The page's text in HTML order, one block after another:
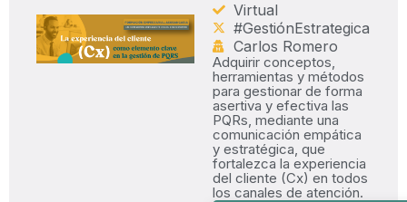
Virtual
#GestiónEstrategica
Carlos Romero
Adquirir conceptos,
herramientas y métodos
para gestionar de forma
asertiva y efectiva las
PQRs, mediante una
comunicación empática
y estratégica, que
fortalezca la experiencia
del cliente (Cx) en todos
los canales de atención.